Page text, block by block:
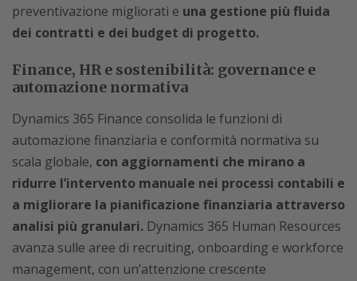
preventivazione migliorati e una gestione più fluida
dei contratti e dei budget di progetto.
Finance, HR e sostenibilità: governance e
automazione normativa
Dynamics 365 Finance consolida le funzioni di
automazione finanziaria e conformità normativa su
scala globale, con aggiornamenti che mirano a
ridurre l’intervento manuale nei processi contabili e
a migliorare la pianificazione finanziaria attraverso
analisi più granulari. Dynamics 365 Human Resources
avanza sulle aree di recruiting, onboarding e workforce
management, con un’attenzione crescente